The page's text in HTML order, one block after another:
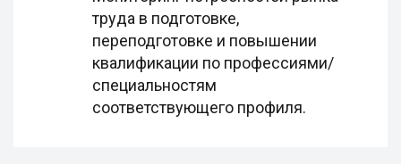
труда в подготовке,
переподготовке и повышении
квалификации по профессиями/
специальностям
соответствующего профиля.